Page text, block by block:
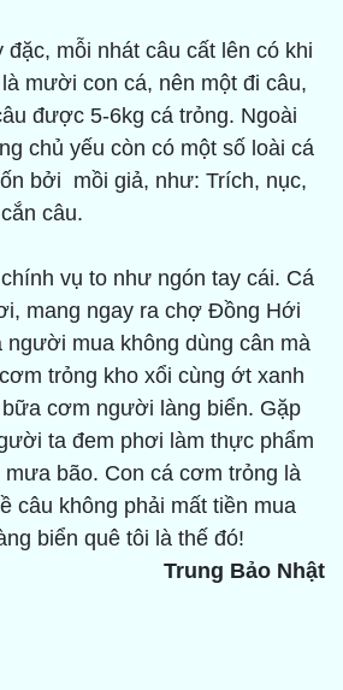
đặc, mỗi nhát câu cất lên có khi
mười con cá, nên một đi câu,
được 5-6kg cá trỏng. Ngoài
chủ yếu còn có một số loài cá
bởi mồi giả, như: Trích, nục,
câu.
vụ to như ngón tay cái. Cá
mang ngay ra chợ Đồng Hới
người mua không dùng cân mà
trỏng kho xổi cùng ớt xanh
bữa cơm người làng biển. Gặp
ta đem phơi làm thực phẩm
mưa bão. Con cá cơm trỏng là
câu không phải mất tiền mua
biển quê tôi là thế đó!
Trung Bảo Nhật